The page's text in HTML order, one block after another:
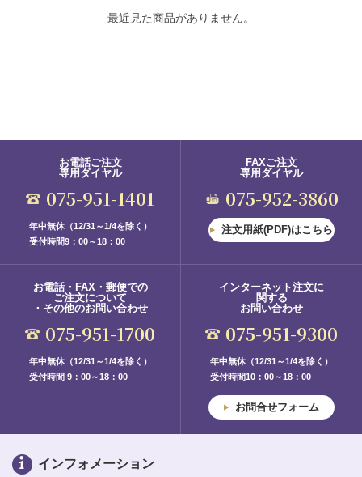
最近見た商品がありません。
お電話ご注文
専用ダイヤル
075-951-1401
年中無休（12/31～1/4を除く）
受付時間9：00～18：00
FAXご注文
専用ダイヤル
075-952-3860
注文用紙(PDF)はこちら
お電話・FAX・郵便での
ご注文について
・その他のお問い合わせ
075-951-1700
年中無休（12/31～1/4を除く）
受付時間 9：00～18：00
インターネット注文に
関する
お問い合わせ
075-951-9300
年中無休（12/31～1/4を除く）
受付時間10：00～18：00
お問合せフォーム
インフォメーション